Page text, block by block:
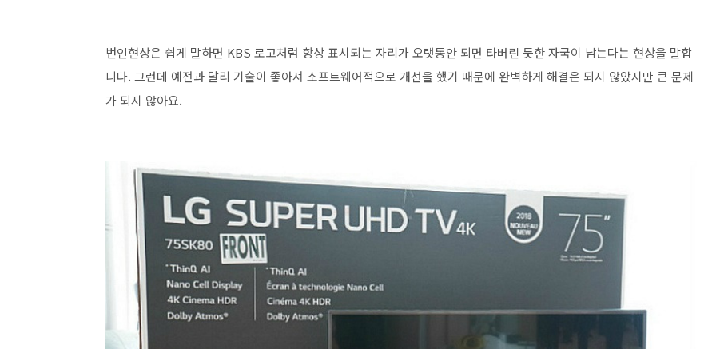
번인현상은 쉽게 말하면 KBS 로고처럼 항상 표시되는 자리가 오랫동안 되면 타버린 듯한 자국이 남는다는 현상을 말합
니다. 그런데 예전과 달리 기술이 좋아져 소프트웨어적으로 개선을 했기 때문에 완벽하게 해결은 되지 않았지만 큰 문제
가 되지 않아요.